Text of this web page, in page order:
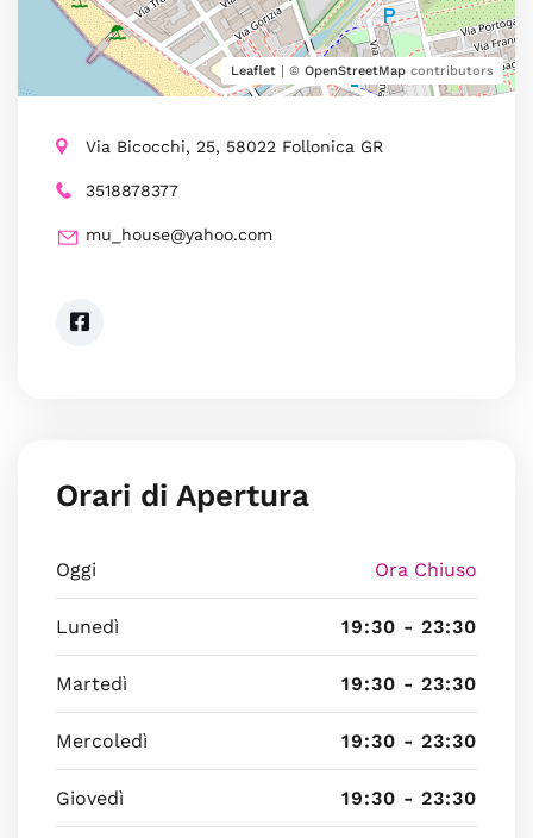
Leaflet | © OpenStreetMap contributors
Via Bicocchi, 25, 58022 Follonica GR
3518878377
mu_house@yahoo.com
Orari di Apertura
Oggi Ora Chiuso
Lunedì 19:30 - 23:30
Martedì 19:30 - 23:30
Mercoledì 19:30 - 23:30
Giovedì 19:30 - 23:30